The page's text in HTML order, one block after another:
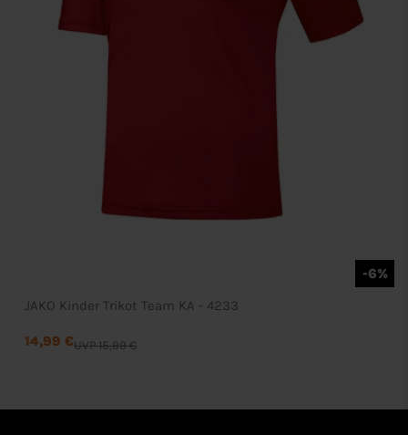
-6%
JAKO Kinder Trikot Team KA - 4233
UVP 15,99 €
14,99 €